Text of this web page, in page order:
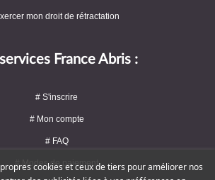
mon droit de rétractation
services France Abris :
# S'inscrire
# Mon compte
# FAQ
# Modes de paiement
cookies et ceux de tiers pour améliorer nos